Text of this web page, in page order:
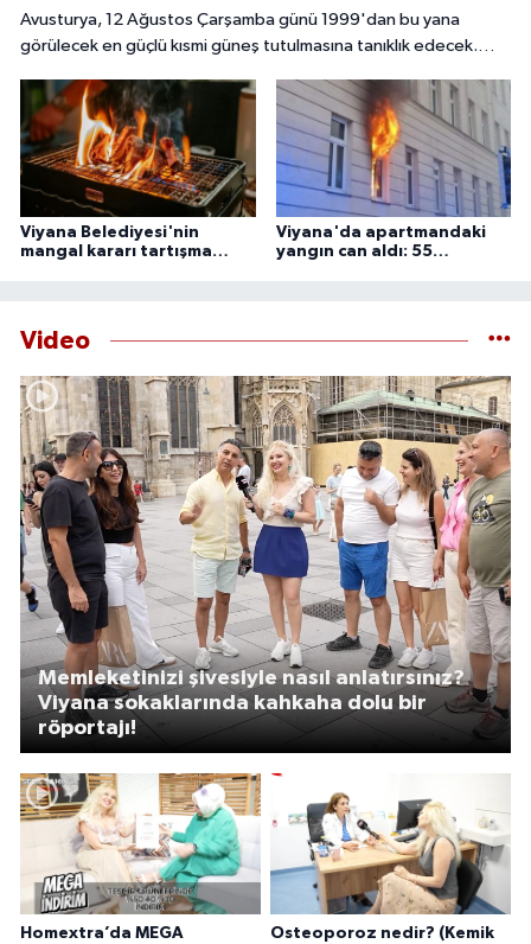
Avusturya, 12 Ağustos Çarşamba günü 1999'dan bu yana
görülecek en güçlü kısmi güneş tutulmasına tanıklık edecek.
85 ila 89'unun Ay tarafından örtüleceği bu nadir doğa olayını
izlemek için çeşitli noktalarda bir araya gelecek.
Viyana Belediyesi'nin
mangal kararı tartışma
Viyana'da apartmandaki
yangın can aldı: 55
Video
Homextra’da MEGA
Osteoporoz nedir? (Kemik
Memleketinizi şivesiyle nasıl anlatırsınız?
Viyana sokaklarında kahkaha dolu bir
röportajı!